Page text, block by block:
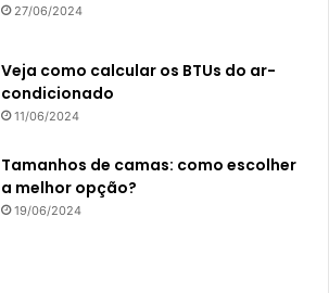
27/06/2024
Veja como calcular os BTUs do ar-
condicionado
11/06/2024
Tamanhos de camas: como escolher
a melhor opção?
19/06/2024